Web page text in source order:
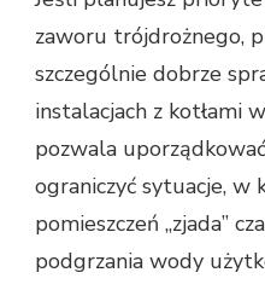
zaworu trójdrożnego,
szczególnie dobrze
instalacjach z kotłami
pozwala
ograniczyć sytuacje, w
pomieszczeń „zjada”
podgrzania wody